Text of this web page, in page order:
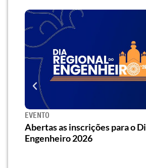
as inscrições para o Dia Regional do
2026